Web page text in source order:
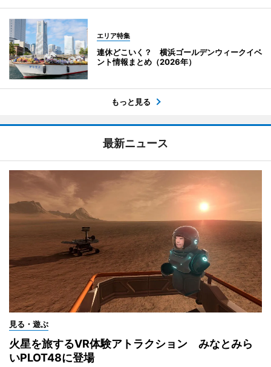
エリア特集
連休どこいく？ 横浜ゴールデンウィークイベ
ント情報まとめ（2026年）
もっと見る
最新ニュース
見る・遊ぶ
火星を旅するVR体験アトラクション みなとみら
いPLOT48に登場